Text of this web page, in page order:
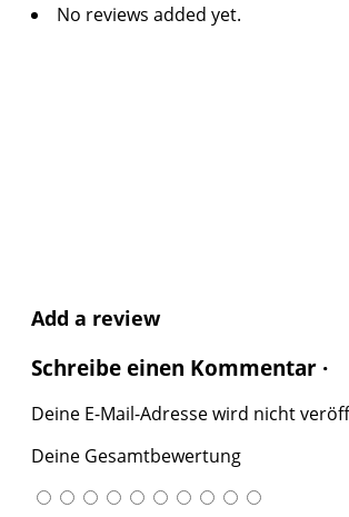
No reviews added yet.
Add a review
Schreibe einen Kommentar ·
Deine E-Mail-Adresse wird nicht
Deine Gesamtbewertung